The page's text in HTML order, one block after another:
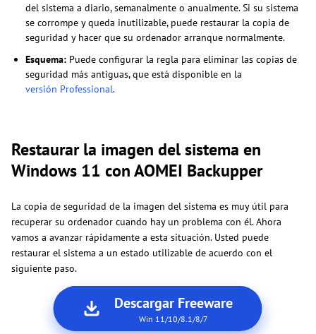
del sistema a diario, semanalmente o anualmente. Si su sistema
se corrompe y queda inutilizable, puede restaurar la copia de
seguridad y hacer que su ordenador arranque normalmente.
Esquema: Puede configurar la regla para eliminar las copias de
seguridad más antiguas, que está disponible en la
versión Professional.
Restaurar la imagen del sistema en
Windows 11 con AOMEI Backupper
La copia de seguridad de la imagen del sistema es muy útil para
recuperar su ordenador cuando hay un problema con él. Ahora
vamos a avanzar rápidamente a esta situación. Usted puede
restaurar el sistema a un estado utilizable de acuerdo con el
siguiente paso.
Descargar Freeware
Win 11/10/8.1/8/7